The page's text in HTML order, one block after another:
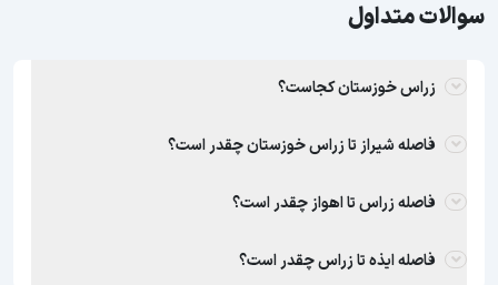
سوالات متداول
زراس خوزستان کجاست؟
فاصله شیراز تا زراس خوزستان چقدر است؟
فاصله زراس تا اهواز چقدر است؟
فاصله ایذه تا زراس چقدر است؟